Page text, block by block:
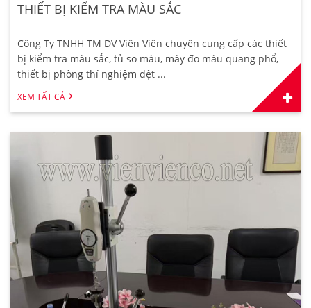
THIẾT BỊ KIỂM TRA MÀU SẮC
Công Ty TNHH TM DV Viên Viên chuyên cung cấp các thiết
bị kiểm tra màu sắc, tủ so màu, máy đo màu quang phổ,
thiết bị phòng thí nghiệm dệt ...
XEM TẤT CẢ